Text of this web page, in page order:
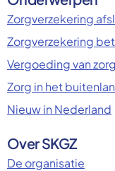
Zorgverzekering
Zorgverzekering
Vergoeding van zorg
Zorg in het
Nieuw in Nederland
Over SKGZ
De organisatie